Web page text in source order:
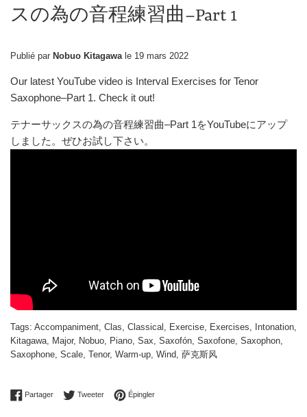
スの為の音程練習曲–Part 1
Publié par Nobuo Kitagawa le 19 mars 2022
Our latest YouTube video is Interval Exercises for Tenor
Saxophone–Part 1. Check it out!
テナーサックスの為の音程練習曲–Part 1をYouTubeにアップ
しました。ぜひお試し下さい。
Tags: Accompaniment Clas Classical Exercise Exercises Intonation
Kitagawa
Major, Nobuo Piano Sax Saxofón Saxofone Saxophon
Saxophone Scale Tenor, Warm-up Wind 萨克斯风
PartagerPartager sur Facebook
TweeterTweeter sur Twitter
ÉpinglerÉpingler sur Pinterest